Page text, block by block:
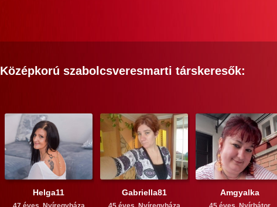
Középkorú szabolcsveresmarti társkeresők:
Helga11 Gabriella81 Amgyalka